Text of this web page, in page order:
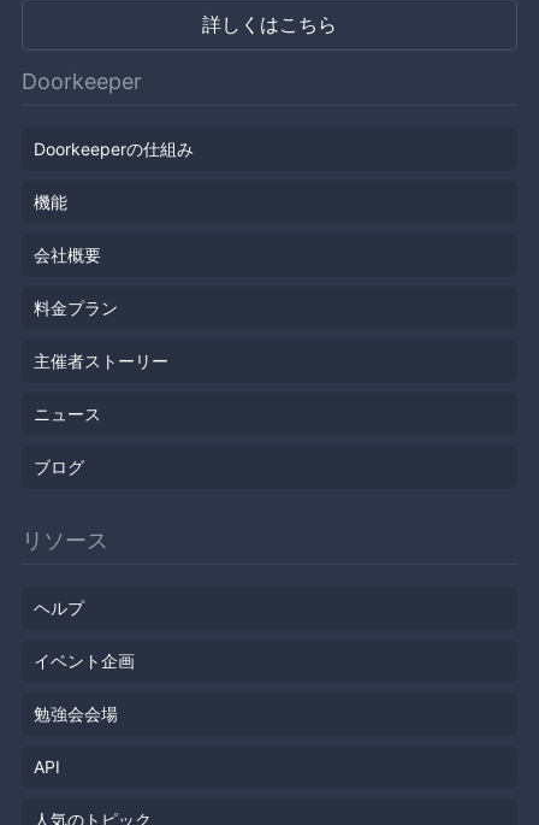
詳しくはこちら
Doorkeeper
Doorkeeperの仕組み
機能
会社概要
料金プラン
主催者ストーリー
ニュース
ブログ
リソース
ヘルプ
イベント企画
勉強会会場
API
人気のトピック